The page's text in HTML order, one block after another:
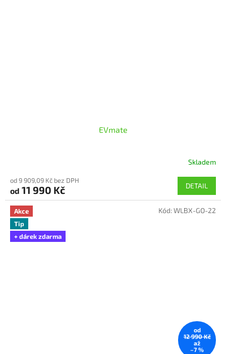
EVmate
Skladem
od 9 909,09 Kč bez DPH
od 11 990 Kč DETAIL
Akce
Tip
+ dárek zdarma
od
12 990 Kč
až
–7 %
Kód:WLBX-GO-22